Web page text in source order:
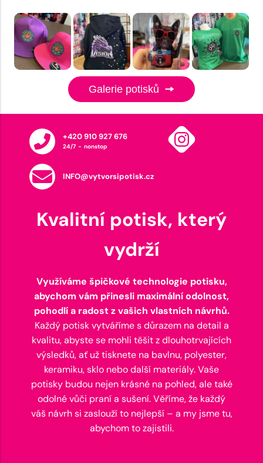
Galerie potisků
+420 910 927 676
24/7 - nonstop
INFO@vytvorsipotisk.cz
Kvalitní potisk, který
vydrží
Využíváme špičkové technologie potisku,
abychom vám přinesli maximální odolnost,
pohodlí a radost z vašich vlastních návrhů.
Každý potisk vytváříme s důrazem na detail a
kvalitu, abyste se mohli těšit z dlouhotrvajících
výsledků, ať už tisknete na bavlnu, polyester,
keramiku, sklo nebo další materiály. Vaše
potisky budou nejen krásné na pohled, ale také
odolné vůči praní a sušení. Věříme, že každý
váš návrh si zaslouží to nejlepší – a my jsme tu,
abychom to zajistili.